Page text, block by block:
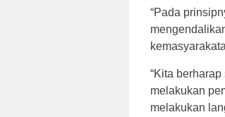
“Pada
“Kita
melakukan
melakukan